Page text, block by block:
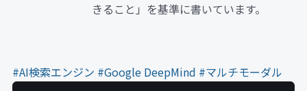
きること」を基準に書いています。
#AI検索エンジン #Google DeepMind #マルチモーダル